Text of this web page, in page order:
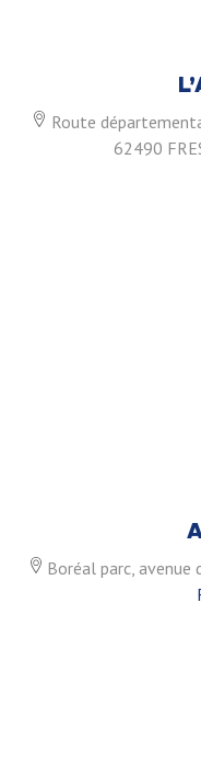
Route
62490
Boréal parc, avenue